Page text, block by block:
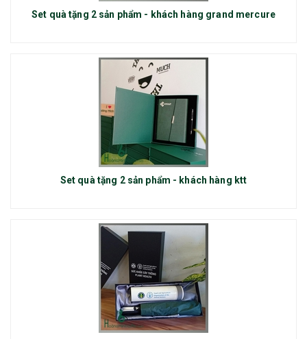
Set quà tặng 2 sản phẩm - khách hàng grand mercure
Set quà tặng 2 sản phẩm - khách hàng ktt